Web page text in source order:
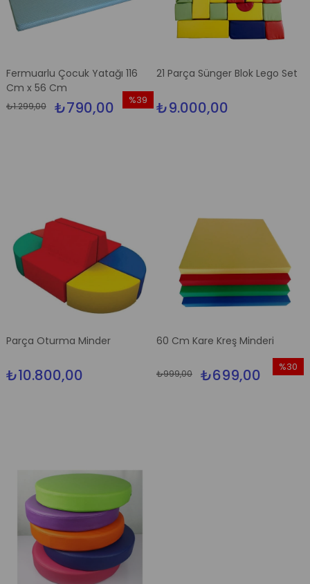
Fermuarlu Çocuk Yatağı 116
Cm x 56 Cm
₺790,00
₺1.299,00
%39
21 Parça Sünger Blok Lego Set
₺9.000,00
Parça Oturma Minder
₺10.800,00
60 Cm Kare Kreş Minderi
₺699,00
₺999,00
%30